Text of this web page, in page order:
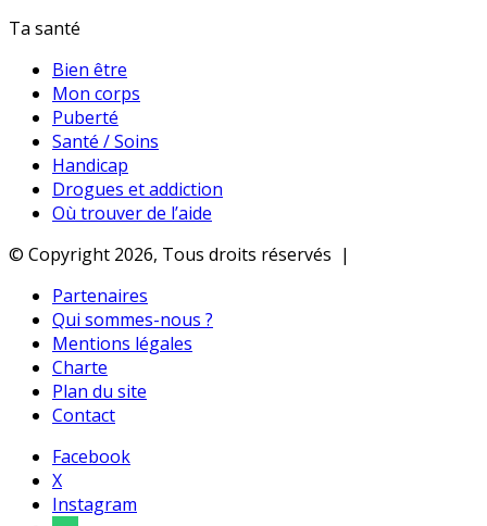
Ta santé
Bien être
Mon corps
Puberté
Santé / Soins
Handicap
Drogues et addiction
Où trouver de l’aide
© Copyright 2026, Tous droits réservés |
Partenaires
Qui sommes-nous ?
Mentions légales
Charte
Plan du site
Contact
Facebook
X
Instagram